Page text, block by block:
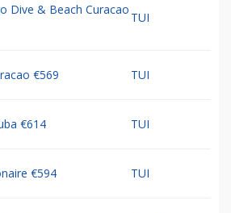
Dive & Beach Curacao
TUI
€569 TUI
€614 TUI
€594 TUI